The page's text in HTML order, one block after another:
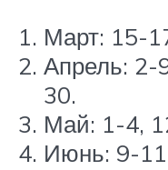
Март: 15-
Апрель: 2-
30.
Май: 1-4,
Июнь: 9-